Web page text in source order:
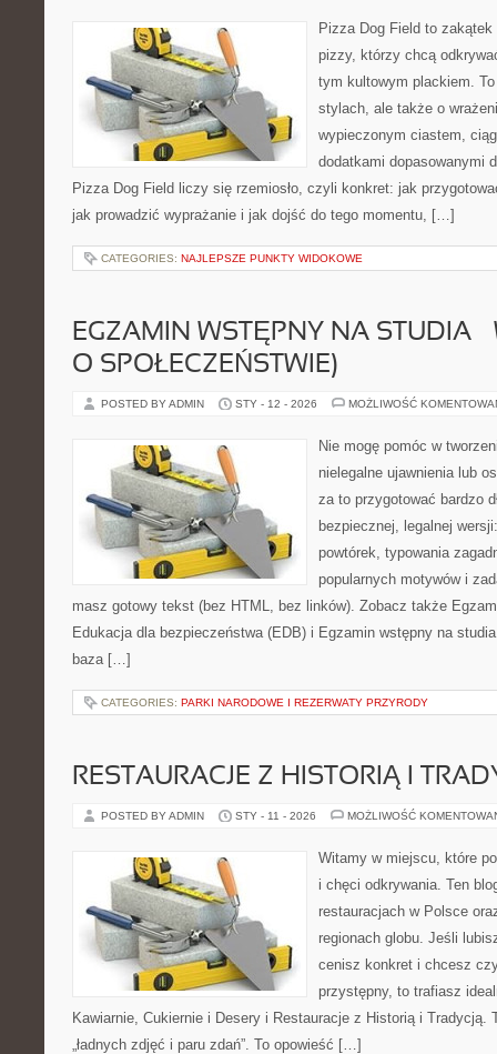
Pizza Dog Field to
pizzy, którzy chcą
tym kultowym plackiem.
stylach, ale także o
wypieczonym ciastem,
dodatkami dopasowanymi
Pizza Dog Field liczy się rzemiosło, czyli konkret: jak
jak prowadzić wyprażanie i jak dojść do tego momentu, […]
CATEGORIES: NAJLEPSZE PUNKTY WIDOKOWE
EGZAMIN WSTĘPNY NA STUDIA
O SPOŁECZEŃSTWIE)
POSTED BY ADMIN STY - 12 - 2026 MOŻLIWOŚĆ
Nie mogę pomóc w
nielegalne ujawnienia lub
za to przygotować bardzo
bezpiecznej, legalnej
powtórek, typowania
popularnych motywów i
masz gotowy tekst (bez HTML, bez linków). Zobacz także
Edukacja dla bezpieczeństwa (EDB) i Egzamin wstępny na
baza […]
CATEGORIES: PARKI NARODOWE I REZERWATY PRZYRODY
RESTAURACJE Z HISTORIĄ I
POSTED BY ADMIN STY - 11 - 2026 MOŻLIWOŚĆ
Witamy w miejscu, które
i chęci odkrywania. Ten
restauracjach w Polsce
regionach globu. Jeśli
cenisz konkret i chcesz
przystępny, to trafiasz
Kawiarnie, Cukiernie i Desery i Restauracje z Historią i Tradycją.
„ładnych zdjęć i paru zdań”. To opowieść […]